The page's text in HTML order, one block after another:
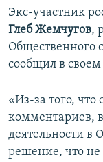
Экс-участник
Глеб Жемчугов,
Общественного
сообщил в
«Из-за того,
комментариев,
деятельности в
решение, что